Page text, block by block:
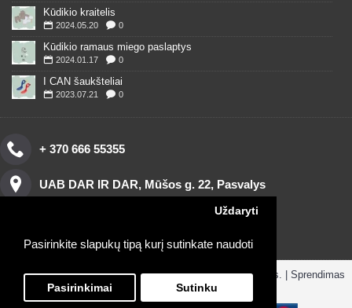
Pasirinkite slapukų tipą kurį sutinkate naudoti
Uždaryti
Pasirinkimai Sutinku
Kūdikio kraitelis
2024.05.20 0
Kūdikio ramaus miego paslaptys
2024.01.17 0
I CAN šaukšteliai
2023.07.21 0
+ 370 666 55355
UAB DAR IR DAR, Mūšos g. 22, Pasvalys
Copyright © 2016, www.darirdar.lt visos teisės saugomos. | Sprendimas
ParduotuvesNuoma.lt